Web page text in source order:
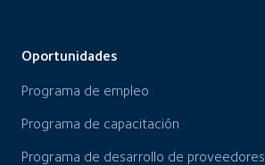
Oportunidades
Programa de empleo
Programa de capacitación
Programa de desarrollo de proveedores